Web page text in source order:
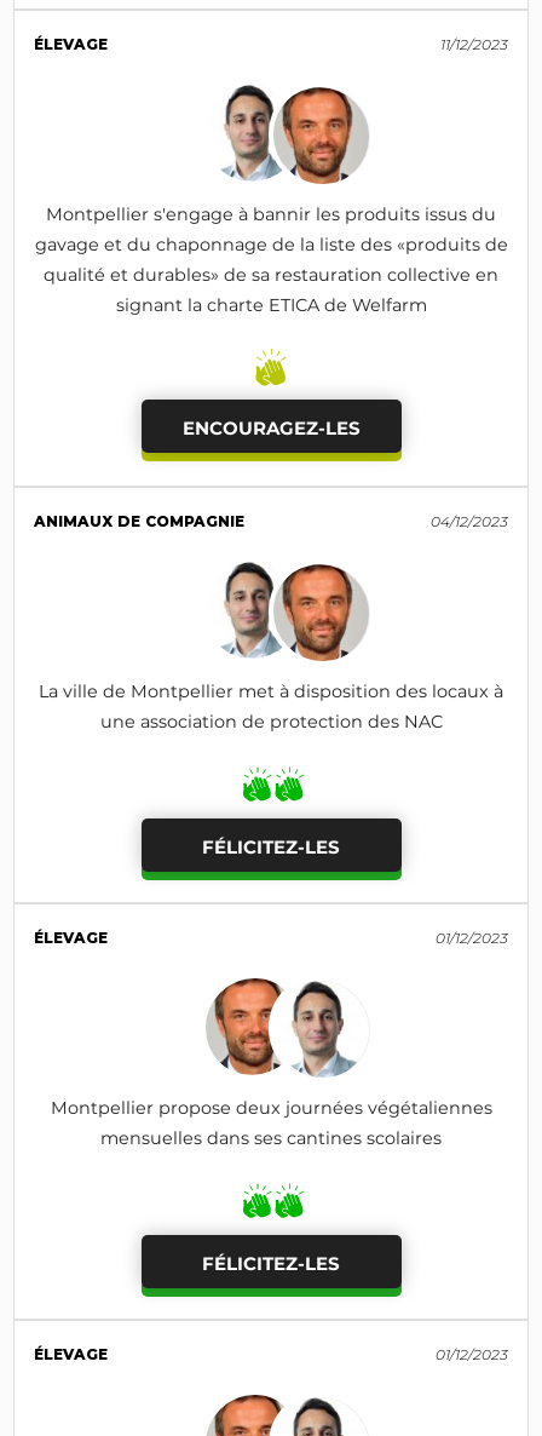
ÉLEVAGE 11/12/2023
Montpellier s'engage à bannir les produits issus du
gavage et du chaponnage de la liste des «produits de
qualité et durables» de sa restauration collective en
signant la charte ETICA de Welfarm
ENCOURAGEZ-LES
ANIMAUX DE COMPAGNIE 04/12/2023
La ville de Montpellier met à disposition des locaux à
une association de protection des NAC
FÉLICITEZ-LES
ÉLEVAGE 01/12/2023
Montpellier propose deux journées végétaliennes
mensuelles dans ses cantines scolaires
FÉLICITEZ-LES
ÉLEVAGE 01/12/2023